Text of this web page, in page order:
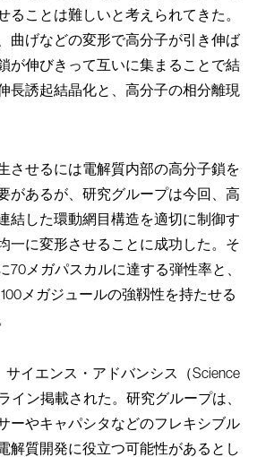
ることは難しいと考えられてきた。
曲げなどの変形で高分子が引き伸ば
が伸びきって互いに集まることで結
長誘起結晶化と、高分子の相分離現
させるには電解質内部の高分子鎖を
があるが、研究グループは今回、高
結した環動網目構造を適切に制御す
一に変形させることに成功した。そ
70メガパスカルに達する弾性率と、
メガジュールの強靱性を持たせる
サイエンス・アドバンシス（Science
イン掲載された。研究グループは、
ーやキャパシタなどのフレキシブル
解質開発に役立つ可能性があるとし